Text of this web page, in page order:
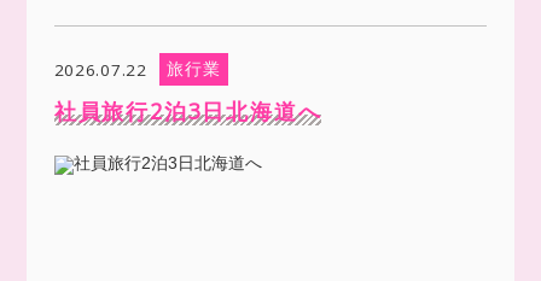
2026.07.22 旅行業
社員旅行2泊3日北海道へ